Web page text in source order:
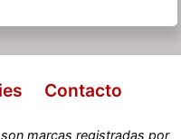
Contacto
marcas registradas por